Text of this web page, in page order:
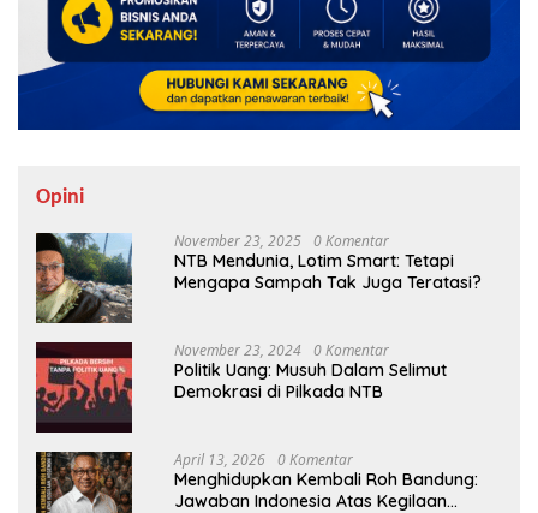
Opini
November 23, 2025 0 Komentar
NTB Mendunia, Lotim Smart: Tetapi
Mengapa Sampah Tak Juga Teratasi?
November 23, 2024 0 Komentar
Politik Uang: Musuh Dalam Selimut
Demokrasi di Pilkada NTB
April 13, 2026 0 Komentar
Menghidupkan Kembali Roh Bandung:
Jawaban Indonesia Atas Kegilaan